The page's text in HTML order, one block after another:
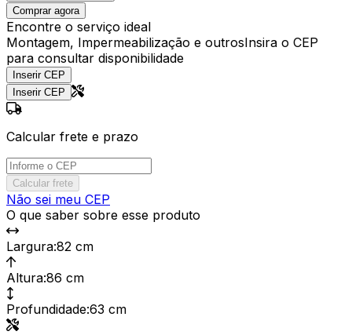
Comprar agora
Encontre o serviço ideal
Montagem, Impermeabilização e outrosInsira o CEP
para consultar disponibilidade
Inserir CEP
Inserir CEP
Calcular frete e prazo
Calcular frete
Não sei meu CEP
O que saber sobre esse produto
Largura:82 cm
Altura:86 cm
Profundidade:63 cm